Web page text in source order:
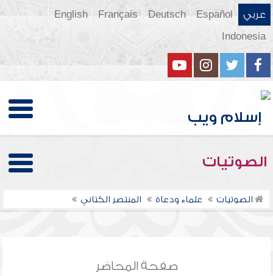
عربي Español
Deutsch
Français
English
Indonesia
الصوتيات
الصوتيات علماء ودعاة المنتصر الكتاني
صفحة المحاضر